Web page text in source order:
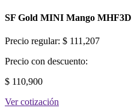
SF Gold MINI Mango MHF3D
Precio regular: $ 111,207
Precio con descuento:
$ 110,900
Ver cotización